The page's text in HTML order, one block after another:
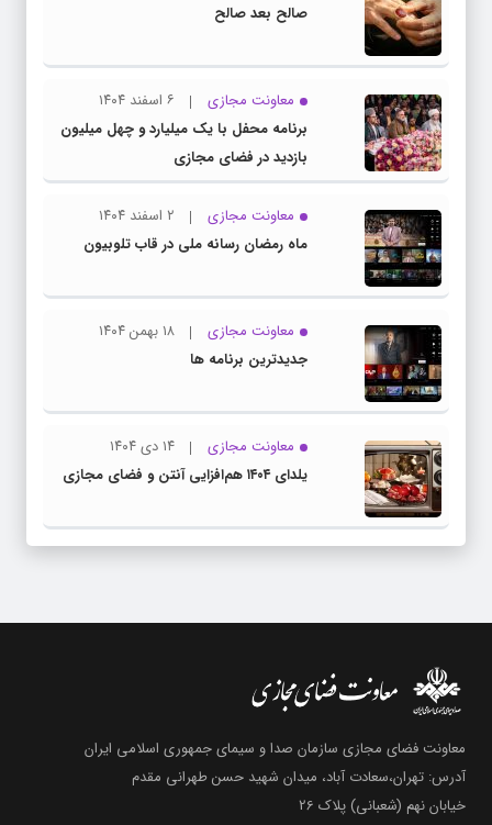
صالح بعد صالح
معاونت مجازی
۶ اسفند ۱۴۰۴
برنامه محفل با یک میلیارد و چهل میلیون
بازدید در فضای مجازی
معاونت مجازی
۲ اسفند ۱۴۰۴
ماه رمضان رسانه ملی در قاب تلوبیون
معاونت مجازی
۱۸ بهمن ۱۴۰۴
جدیدترین برنامه ها
معاونت مجازی
۱۴ دی ۱۴۰۴
یلدای ۱۴۰۴ هم‌افزایی آنتن و فضای مجازی
معاونت فضای مجازی سازمان صدا و سیمای جمهوری اسلامی ایران
آدرس: تهران،سعادت آباد، میدان شهید حسن طهرانی مقدم
خیابان نهم (شعبانی) پلاک 26